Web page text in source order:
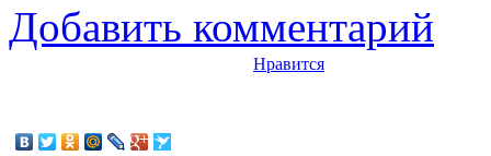
Добавить комментарий
Нравится